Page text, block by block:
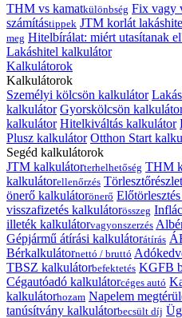
THM vs kamatkülönbség Fix vagy
számítástippek JTM korlát
meg Hitelbírálat: miért utasítanak
Lakáshitel kalkulátor
Kalkulátorok
Kalkulátorok
Személyi kölcsön kalkulátor
kalkulátor Gyorskölcsön
kalkulátor Hitelkiváltás kalkulátor
Plusz kalkulátor Otthon Start
Segéd kalkulátorok
JTM kalkulátorterhelhetőség THM
kalkulátorellenőrzés
önerő kalkulátorönerő
visszafizetés kalkulátorösszeg
illeték kalkulátorvagyonszerzés
Gépjármű átírási kalkulátorátírás
Bérkalkulátornettó / bruttó
TBSZ kalkulátorbefektetés KGFB
Cégautóadó kalkulátorcéges autó
kalkulátorhozam Napelem
tanúsítvány kalkulátorbecsült díj